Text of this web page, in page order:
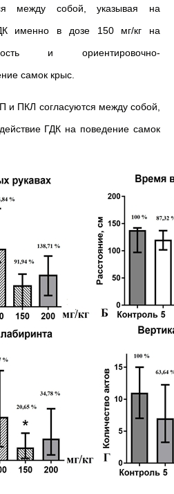
между собой, указывая на
именно в дозе 150 мг/кг на
и ориентировочно-
самок крыс.
и ПКЛ согласуются между собой,
ГДК на поведение самок